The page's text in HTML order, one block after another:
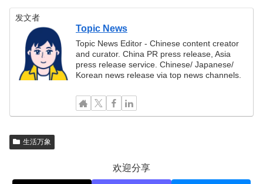
发文者
Topic News
Topic News Editor - Chinese content creator
and curator. China PR press release, Asia
press release service. Chinese/ Japanese/
Korean news release via top news channels.
生活万象
欢迎分享